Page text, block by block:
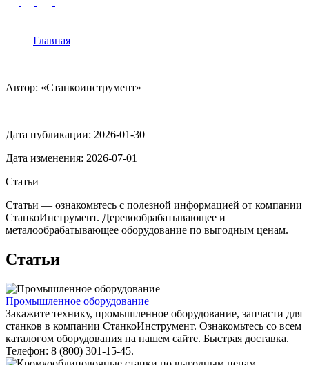
Главная
Автор: «Станкоинструмент»
Дата публикации: 2026-01-30
Дата изменения: 2026-07-01
Статьи
Статьи — ознакомьтесь с полезной информацией от компании
СтанкоИнструмент. Деревообрабатывающее и
металообрабатывающее оборудование по выгодным ценам.
Статьи
Промышленное оборудование
Закажите технику, промышленное оборудование, запчасти для
станков в компании СтанкоИнструмент. Ознакомьтесь со всем
каталогом оборудования на нашем сайте. Быстрая доставка.
Телефон: 8 (800) 301-15-45.